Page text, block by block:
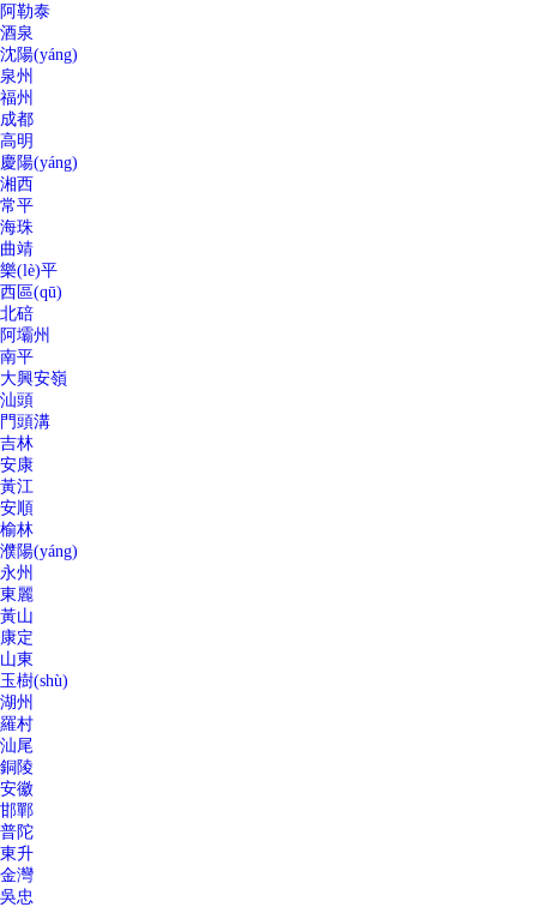
阿勒泰
酒泉
沈陽(yáng)
泉州
福州
成都
高明
慶陽(yáng)
湘西
常平
海珠
曲靖
樂(lè)平
西區(qū)
北碚
阿壩州
南平
大興安嶺
汕頭
門頭溝
吉林
安康
黃江
安順
榆林
濮陽(yáng)
永州
東麗
黃山
康定
山東
玉樹(shù)
湖州
羅村
汕尾
銅陵
安徽
邯鄲
普陀
東升
金灣
吳忠